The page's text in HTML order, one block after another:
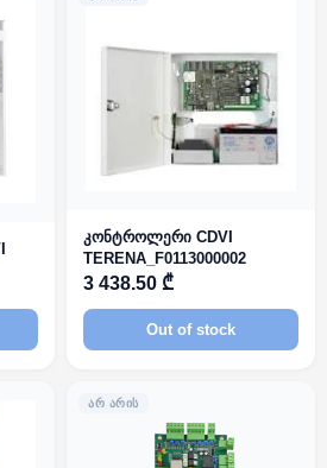
კონტროლერი CDVI
TERENA_F0113000002
3 438.50 ₾
Out of stock
ᲐᲠ ᲐᲠᲘᲡ